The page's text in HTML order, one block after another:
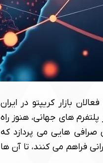
بازار کریپتو در ایران
های جهانی، هنوز راه
صرافی هایی می پردازد که
فراهم می کنند، تا آن ها